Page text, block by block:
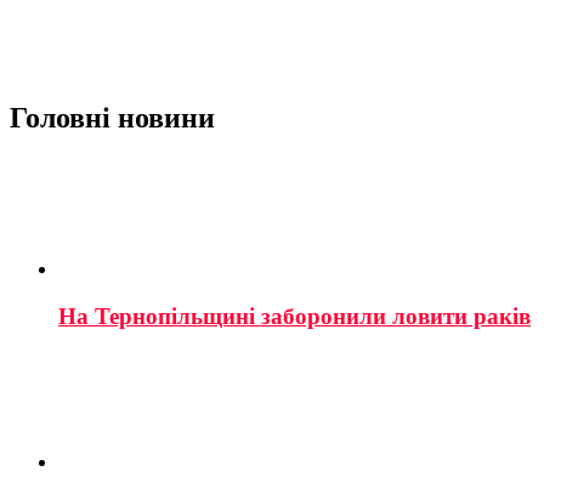
Головні новини
На Тернопільщині заборонили ловити раків